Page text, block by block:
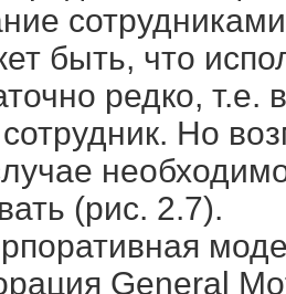
быть, что
редко,
Но
(рис. 2.7).
General